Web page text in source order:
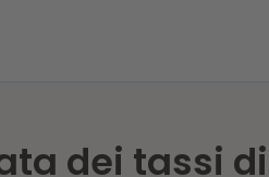
dei tassi